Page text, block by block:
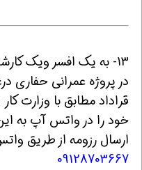
در پروژه عمرانی حفاری
قراداد مطابق با وزارت
خود را در واتس آپ به
ارسال رزومه از طریق
09128703667